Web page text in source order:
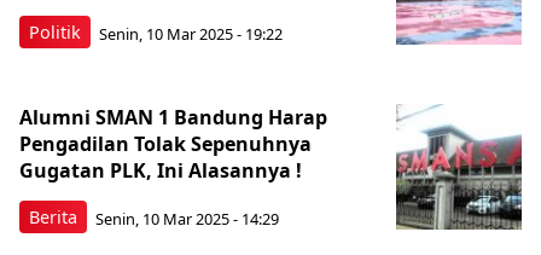
Politik Senin, 10 Mar 2025 - 19:22
Berita
Alumni SMAN 1 Bandung Harap
Pengadilan Tolak Sepenuhnya
Gugatan PLK, Ini Alasannya !
Senin, 10 Mar 2025 - 14:29